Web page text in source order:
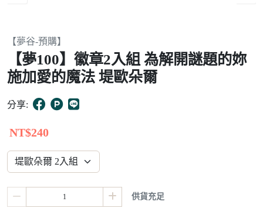
Item
of
2
【夢谷-預購】
【夢100】徽章2入組 為解開謎題的妳
施加愛的魔法 堤歐朵爾
分享:
NT$240
供貨充足